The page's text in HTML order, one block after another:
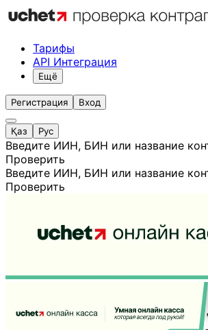
Тарифы
API Интеграция
Ещё
Регистрация Вход
Қаз Рус
Введите ИИН, БИН или название
Проверить
Введите ИИН, БИН или название
Проверить